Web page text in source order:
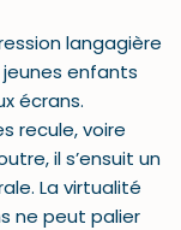
langagière
enfants
écrans.
recule, voire
il s’ensuit un
La virtualité
ne peut palier